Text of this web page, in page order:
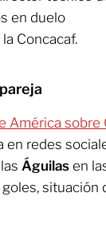
en duelo
Concacaf.
América sobre
en redes
Águilas en
situación